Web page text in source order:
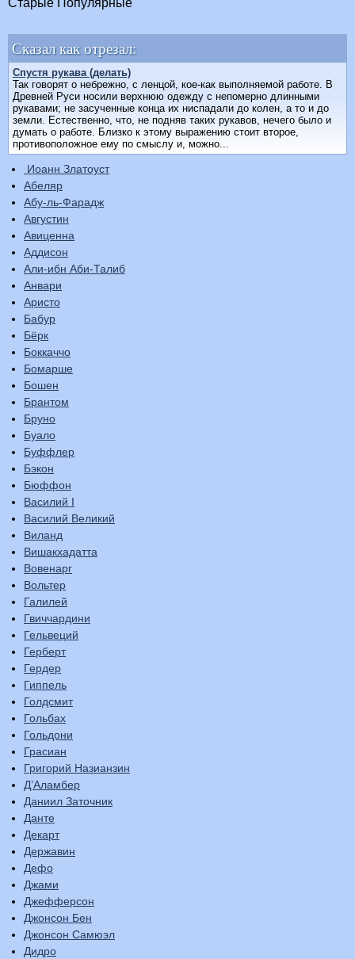
Старые Популярные
Сказал как отрезал:
Спустя рукава (делать)
Так говорят о небрежно, с ленцой, кое-как выполняемой работе. В
Древней Руси носили верхнюю одежду с непомерно длинными
рукавами; не засученные конца их ниспадали до колен, а то и до
земли. Естественно, что, не подняв таких рукавов, нечего было и
думать о работе. Близко к этому выражению стоит второе,
противоположное ему по смыслу и, можно...
Иоанн Златоуст
Абеляр
Абу-ль-Фарадж
Августин
Авиценна
Аддисон
Али-ибн Аби-Талиб
Анвари
Аристо
Бабур
Бёрк
Боккаччо
Бомарше
Бошен
Брантом
Бруно
Буало
Буффлер
Бэкон
Бюффон
Василий I
Василий Великий
Виланд
Вишакхадатта
Вовенарг
Вольтер
Галилей
Гвиччардини
Гельвеций
Герберт
Гердер
Гиппель
Голдсмит
Гольбах
Гольдони
Грасиан
Григорий Назианзин
Д’Аламбер
Даниил Заточник
Данте
Декарт
Державин
Дефо
Джами
Джефферсон
Джонсон Бен
Джонсон Самюэл
Дидро